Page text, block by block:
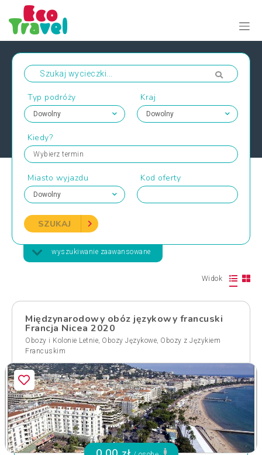
Typ podróży Kraj
Kiedy?
Wybierz termin
Miasto wyjazdu Kod oferty
SZUKAJ
wyszukiwanie zaawansowane
Widok
Międzynarodowy obóz językowy francuski
Francja Nicea 2020
Obozy i Kolonie Letnie, Obozy Językowe, Obozy z Językiem
Francuskim